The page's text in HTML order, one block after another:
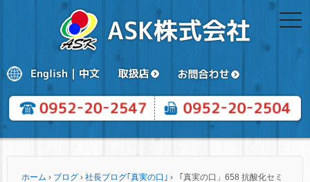
ホーム › ブログ › 社長ブログ｢真実の口｣ ›
「真実の口」658 抗酸化セミ